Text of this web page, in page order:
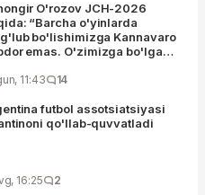
O'rozov JCH-2026
“Barcha o'yinlarda
bo'lishimizga Kannavaro
emas. O'zimizga bo'lgan
11:43 14
futbol assotsiatsiyasi
qo'llab-quvvatladi
16:25 2